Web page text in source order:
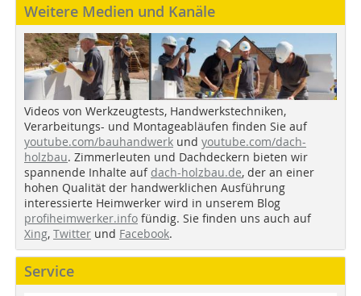
Weitere Medien und Kanäle
Videos von Werkzeugtests, Handwerkstechniken,
Verarbeitungs- und Montageabläufen finden Sie auf
youtube.com/bauhandwerk und youtube.com/dach-
holzbau. Zimmerleuten und Dachdeckern bieten wir
spannende Inhalte auf dach-holzbau.de, der an einer
hohen Qualität der handwerklichen Ausführung
interessierte Heimwerker wird in unserem Blog
profiheimwerker.info fündig. Sie finden uns auch auf
Xing, Twitter und Facebook.
Service